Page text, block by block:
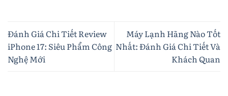
Đánh Giá Chi Tiết Review
iPhone 17: Siêu Phẩm Công
Nghệ Mới
Máy Lạnh Hãng Nào Tốt
Nhất: Đánh Giá Chi Tiết Và
Khách Quan